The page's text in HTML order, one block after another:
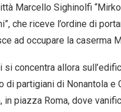
Marcello Sighinolfi
che riceve l’ordine di
ad occupare la caserma
si concentra allora
di partigiani di Nonantola
in piazza Roma, dove